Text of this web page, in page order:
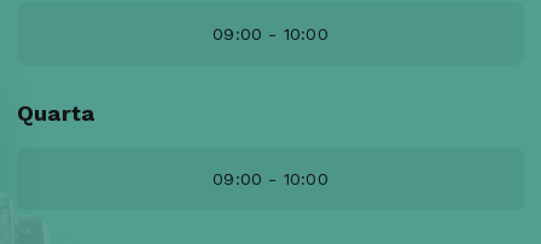
09:00 - 10:00
Quarta
09:00 - 10:00